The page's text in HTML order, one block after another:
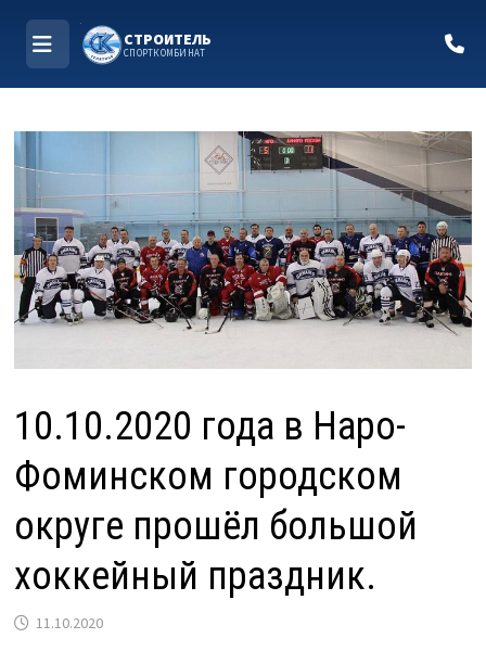
содержимому
МЕНЮ
СТРОИТЕЛЬ
СПОРТКОМБИНАТ
10.10.2020 года в Наро-
Фоминском городском
округе прошёл большой
хоккейный праздник.
11.10.2020